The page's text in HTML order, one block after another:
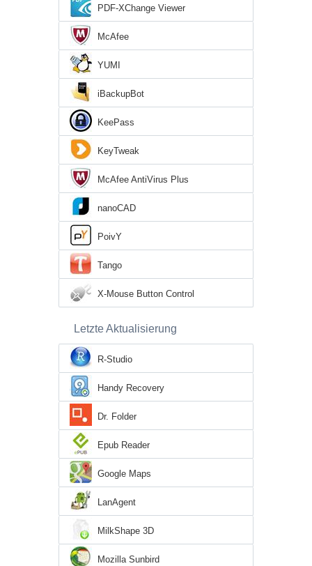
PDF-XChange Viewer
McAfee
YUMI
iBackupBot
KeePass
KeyTweak
McAfee AntiVirus Plus
nanoCAD
PoivY
Tango
X-Mouse Button Control
Letzte Aktualisierung
R-Studio
Handy Recovery
Dr. Folder
Epub Reader
Google Maps
LanAgent
MilkShape 3D
Mozilla Sunbird